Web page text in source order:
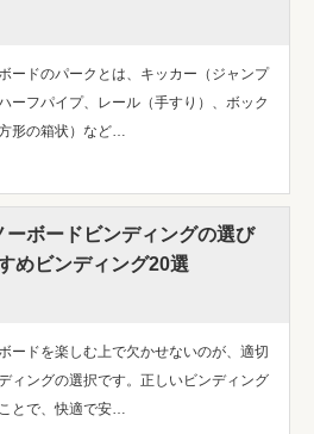
ードのパークとは、キッカー（ジャンプ
ーフパイプ、レール（手すり）、ボック
形の箱状）など…
ーボードビンディングの選び
めビンディング20選
ードを楽しむ上で欠かせないのが、適切
ィングの選択です。正しいビンディング
とで、快適で安…